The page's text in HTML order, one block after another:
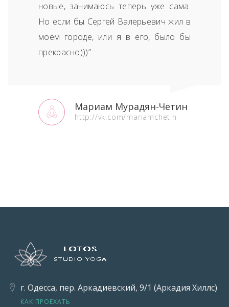
новые, занимаюсь теперь уже сама.
Но если бы Сергей Валерьевич жил в
моём городе, или я в его, было бы
прекрасно)))”
Мариам Мурадян-Четин
http://vk.com/mariamchetin
г. Одесса, пер. Аркадиевский, 9/1 (Аркадия Хиллс)
КАК ПРОЕХАТЬ